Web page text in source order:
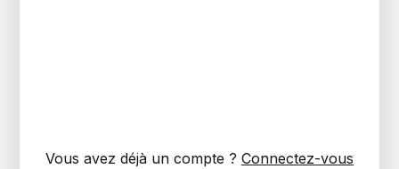
Vous avez déjà un compte ? Connectez-vous